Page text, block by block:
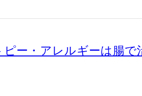
ー・アレルギーは腸で